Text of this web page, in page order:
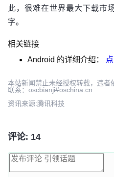
此，很难在世界最大下载市
字。
相关链接
Android 的详细介绍：
本站新闻禁止未经授权转载，违
联系：oscbianji#oschina.cn
资讯来源:腾讯科技
评论: 14